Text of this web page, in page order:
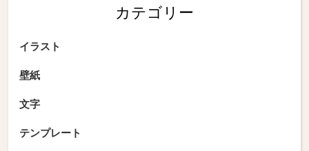
カテゴリー
イラスト
壁紙
文字
テンプレート